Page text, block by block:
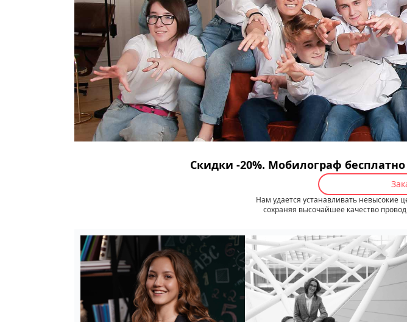
Скидки -20%. Мобилограф
Нам удается устанавливать невысокие
сохраняя высочайшее качество